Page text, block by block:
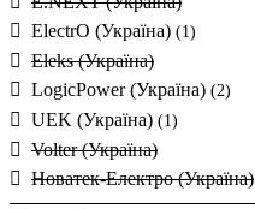
ElectrO (Україна) (1)
Eleks (Україна)
LogicPower (Україна) (2)
UEK (Україна) (1)
Volter (Україна)
Новатек-Електро (Україна)